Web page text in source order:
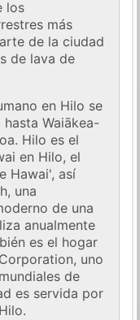
los
más
de la ciudad
de lava de
en Hilo se
Waiākea-
Hilo es el
en Hilo, el
Hawai', así
una
de una
anualmente
es el hogar
uno
de
es servida por